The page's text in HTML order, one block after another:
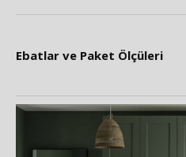
Ebatlar ve Paket Ölçüleri